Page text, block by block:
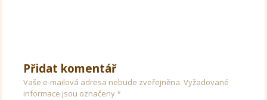
Přidat komentář
Vaše e-mailová adresa nebude zveřejněna. Vyžadované
informace jsou označeny*